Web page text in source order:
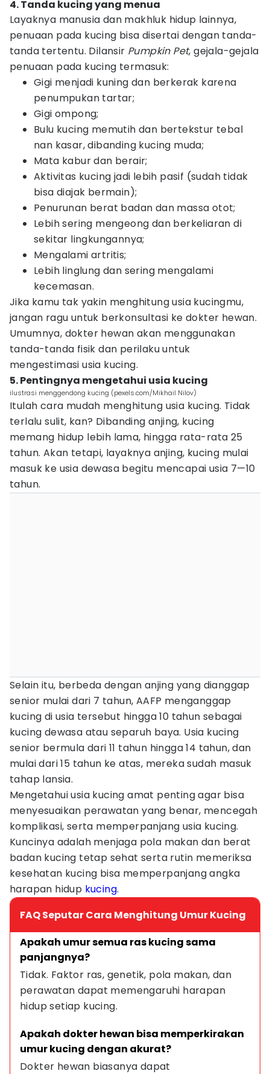
4. Tanda kucing yang menua
Layaknya manusia dan makhluk hidup lainnya,
penuaan pada kucing bisa disertai dengan tanda-
tanda tertentu. Dilansir Pumpkin Pet, gejala-gejala
penuaan pada kucing termasuk:
Gigi menjadi kuning dan berkerak karena
penumpukan tartar;
Gigi ompong;
Bulu kucing memutih dan bertekstur tebal
nan kasar, dibanding kucing muda;
Mata kabur dan berair;
Aktivitas kucing jadi lebih pasif (sudah tidak
bisa diajak bermain);
Penurunan berat badan dan massa otot;
Lebih sering mengeong dan berkeliaran di
sekitar lingkungannya;
Mengalami artritis;
Lebih linglung dan sering mengalami
kecemasan.
Jika kamu tak yakin menghitung usia kucingmu,
jangan ragu untuk berkonsultasi ke dokter hewan.
Umumnya, dokter hewan akan menggunakan
tanda-tanda fisik dan perilaku untuk
mengestimasi usia kucing.
5. Pentingnya mengetahui usia kucing
ilustrasi menggendong kucing (pexels.com/Mikhail Nilov)
Itulah cara mudah menghitung usia kucing. Tidak
terlalu sulit, kan? Dibanding anjing, kucing
memang hidup lebih lama, hingga rata-rata 25
tahun. Akan tetapi, layaknya anjing, kucing mulai
masuk ke usia dewasa begitu mencapai usia 7—10
tahun.
Selain itu, berbeda dengan anjing yang dianggap
senior mulai dari 7 tahun, AAFP menganggap
kucing di usia tersebut hingga 10 tahun sebagai
kucing dewasa atau separuh baya. Usia kucing
senior bermula dari 11 tahun hingga 14 tahun, dan
mulai dari 15 tahun ke atas, mereka sudah masuk
tahap lansia.
Mengetahui usia kucing amat penting agar bisa
menyesuaikan perawatan yang benar, mencegah
komplikasi, serta memperpanjang usia kucing.
Kuncinya adalah menjaga pola makan dan berat
badan kucing tetap sehat serta rutin memeriksa
kesehatan kucing bisa memperpanjang angka
harapan hidup kucing.
FAQ Seputar Cara Menghitung Umur Kucing
Apakah umur semua ras kucing sama
panjangnya?
Tidak. Faktor ras, genetik, pola makan, dan
perawatan dapat memengaruhi harapan
hidup setiap kucing.
Apakah dokter hewan bisa memperkirakan
umur kucing dengan akurat?
Dokter hewan biasanya dapat